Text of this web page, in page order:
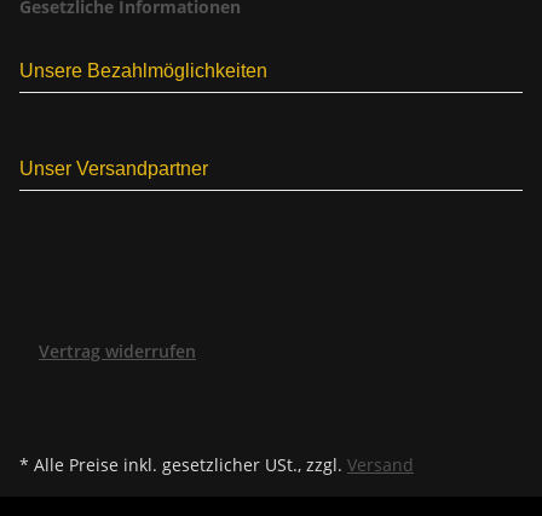
Gesetzliche Informationen
Unsere Bezahlmöglichkeiten
Unser Versandpartner
Vertrag widerrufen
* Alle Preise inkl. gesetzlicher USt., zzgl. Versand